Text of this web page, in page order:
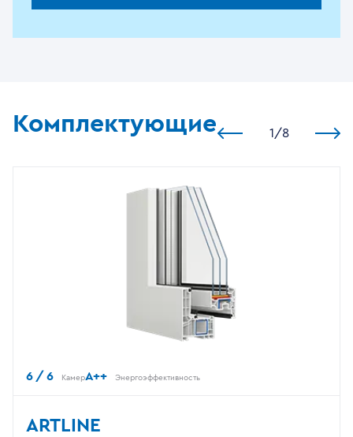
Комплектующие 1 /8
6 / 6 КамерA++ Энергоэффективность
ARTLINE